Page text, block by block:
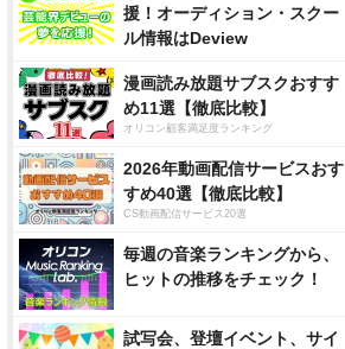
援！オーディション・スクー
ル情報はDeview
漫画読み放題サブスクおすす
め11選【徹底比較】
オリコン顧客満足度ランキング
2026年動画配信サービスおす
すめ40選【徹底比較】
CS動画配信サービス20選
毎週の音楽ランキングから、
ヒットの推移をチェック！
試写会、登壇イベント、サイ